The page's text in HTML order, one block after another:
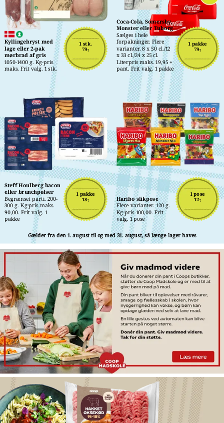
1 stk.
79,-
Kyllingebryst med
lage eller 2-pak
mørbrad af gris
1050-1400 g. Kg-pris
maks. Frit valg. 1 stk.
1 pakke
79,-
Coca-Cola, Somersby,
Monster eller Tuborg
Sælges i hele
forpakninger. Flere
varianter. 8 x 50 cl./12
x 33 cl./24 x 25 cl.
Literpris maks. 19,95 +
pant. Frit valg. 1 pakke
1 pakke
18,-
Steff Houlberg bacon
eller brunchpølser
Begrænset parti. 200-
300 g. Kg-pris maks.
90,00. Frit valg. 1
pakke
1 pose
12,-
Haribo slikpose
Flere varianter. 120 g.
Kg-pris 100,00. Frit
valg. 1 pose
Gælder fra den 1. august til og med 31. august, så længe lager haves